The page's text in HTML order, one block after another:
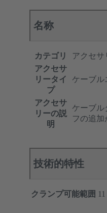
名称
カテゴリ
アクセサ
アクセサ
リータイ
プ
ケーブル
アクセサ
リーの説
明
ケーブル
フの追加
技術的特性
クランプ可能範囲